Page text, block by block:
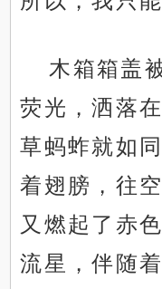
木箱箱盖
荧光，洒落
草蚂蚱就如
着翅膀，往
又燃起了赤
流星，伴随